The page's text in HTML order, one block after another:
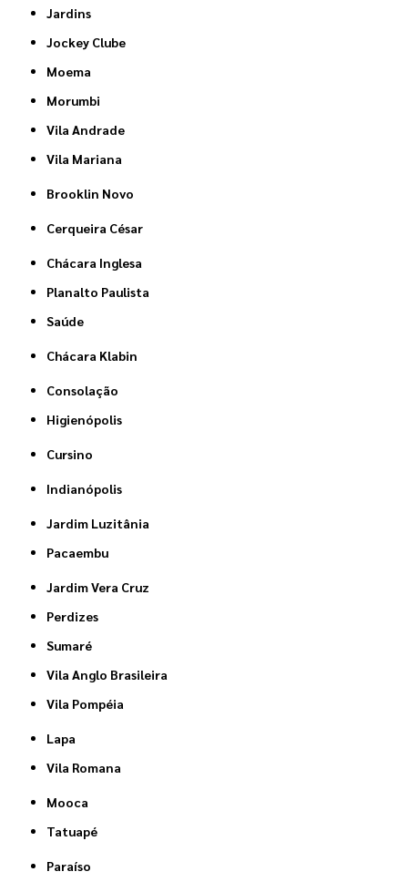
Jardins
Jockey Clube
Moema
Morumbi
Vila Andrade
Vila Mariana
Brooklin Novo
Cerqueira César
Chácara Inglesa
Planalto Paulista
Saúde
Chácara Klabin
Consolação
Higienópolis
Cursino
Indianópolis
Jardim Luzitânia
Pacaembu
Jardim Vera Cruz
Perdizes
Sumaré
Vila Anglo Brasileira
Vila Pompéia
Lapa
Vila Romana
Mooca
Tatuapé
Paraíso